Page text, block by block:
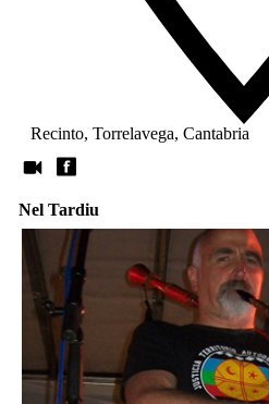
Recinto, Torrelavega, Cantabria
Nel Tardiu